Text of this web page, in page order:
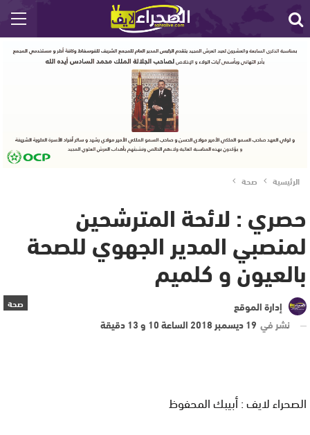
الرئيسية صحة
حصري : لائحة المترشحين
لمنصبي المدير الجهوي للصحة
بالعيون و كلميم
صحة
إدارة الموقع
نشر في 19 ديسمبر 2018 الساعة 10 و 13 دقيقة
الصحراء لايف : أبيبك المحفوظ